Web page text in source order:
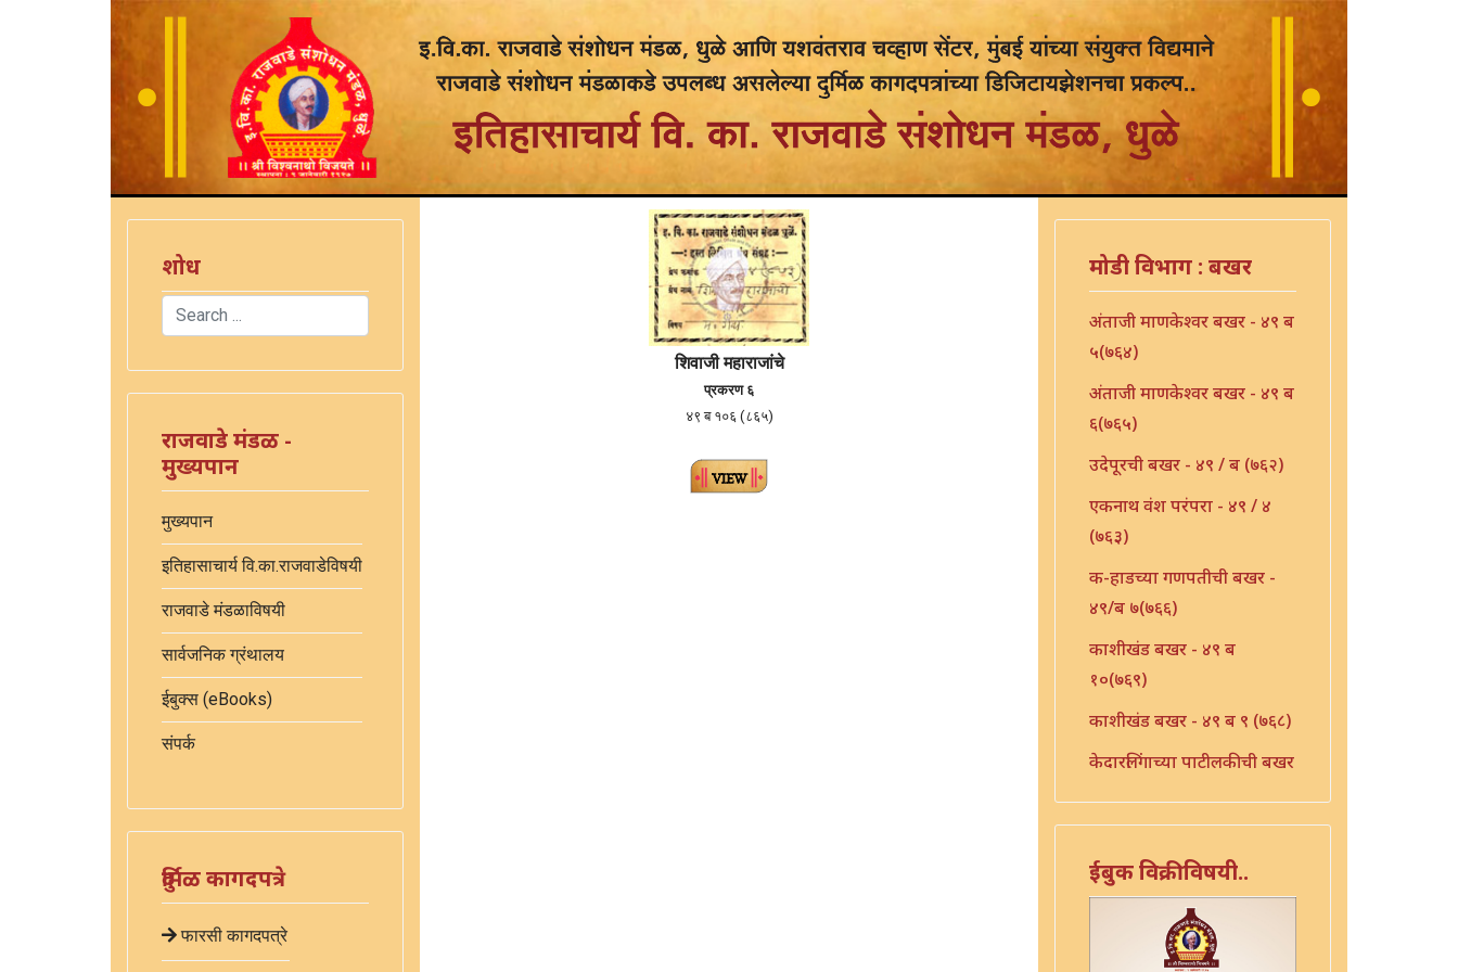
शोध
Search
राजवाडे मंडळ -
मुख्यपान
मुख्यपान
इतिहासाचार्य वि.का.राजवाडेविषयी
राजवाडे मंडळाविषयी
सार्वजनिक ग्रंथालय
ईबुक्स (eBooks)
संपर्क
दुर्मिळ कागदपत्रे
फारसी कागदपत्रे
शिवाजी महाराजांचे
प्रकरण ६
४९ ब १०६ (८६५)
मोडी विभाग : बखर
अंताजी माणकेश्वर बखर - ४९ ब
५(७६४)
अंताजी माणकेश्वर बखर - ४९ ब
६(७६५)
उदेपूरची बखर - ४९ / ब (७६२)
एकनाथ वंश परंपरा - ४९ / ४
(७६३)
क-हाडच्या गणपतीची बखर -
४९/ब ७(७६६)
काशीखंड बखर - ४९ ब
१०(७६९)
काशीखंड बखर - ४९ ब ९ (७६८)
केदारलिंगाच्या पाटीलकीची बखर
खंडोबा म्हाळसा लग्नाची
बखर-४९ / १६(७७५)
खर्ड्याची बखर - ४९ / ब १३
ईबुक विक्रीविषयी..